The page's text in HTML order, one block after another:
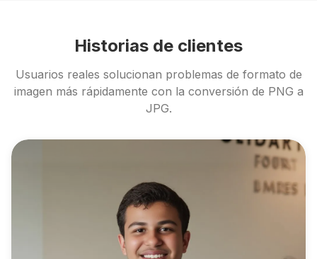
Historias de clientes
Usuarios reales solucionan problemas de formato de
imagen más rápidamente con la conversión de PNG a
JPG.